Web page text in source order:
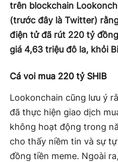
trên blockchain
(trước đây là Twitter)
điện tử đã rút 220 tỷ
giá 4,63 triệu đô la, khỏi
Cá voi mua 220 tỷ SHIB
Lookonchain cũng lưu ý
đã thực hiện giao dịch
không hoạt động trong
cho thấy niềm tin và sự
đồng tiền meme. Ngoài